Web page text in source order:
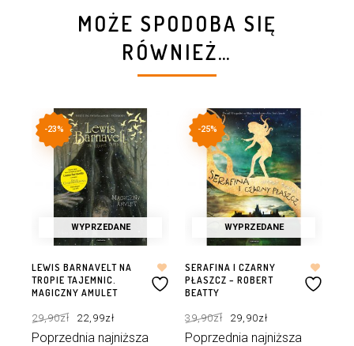
MOŻE SPODOBA SIĘ
RÓWNIEŻ…
WYPRZEDANE
-23%
LEWIS BARNAVELT NA
TROPIE TAJEMNIC.
MAGICZNY AMULET
29,90zł cena
wynosiła:
29,90zł.
22,99złcena
22,99zł.
Poprzednia najniższa
WYPRZEDANE
-25%
SERAFINA I CZARNY
PŁASZCZ – ROBERT
BEATTY
39,90zł cena
wynosiła:
39,90zł.
29,90złcena
29,90zł.
Poprzednia najniższa